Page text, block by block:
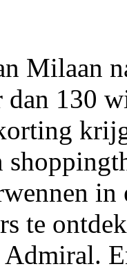
Milaan
dan 130
in
te